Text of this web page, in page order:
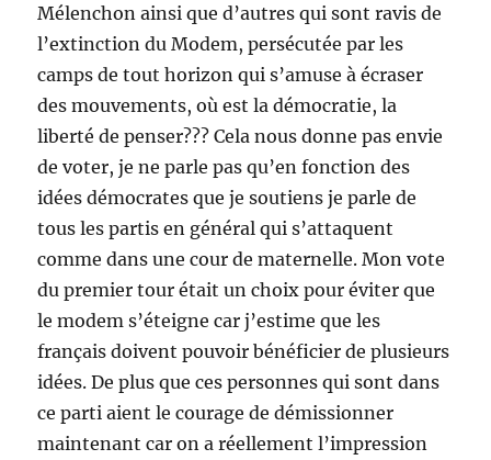
Mélenchon ainsi que d’autres qui sont ravis de
l’extinction du Modem, persécutée par les
camps de tout horizon qui s’amuse à écraser
des mouvements, où est la démocratie, la
liberté de penser??? Cela nous donne pas envie
de voter, je ne parle pas qu’en fonction des
idées démocrates que je soutiens je parle de
tous les partis en général qui s’attaquent
comme dans une cour de maternelle. Mon vote
du premier tour était un choix pour éviter que
le modem s’éteigne car j’estime que les
français doivent pouvoir bénéficier de plusieurs
idées. De plus que ces personnes qui sont dans
ce parti aient le courage de démissionner
maintenant car on a réellement l’impression